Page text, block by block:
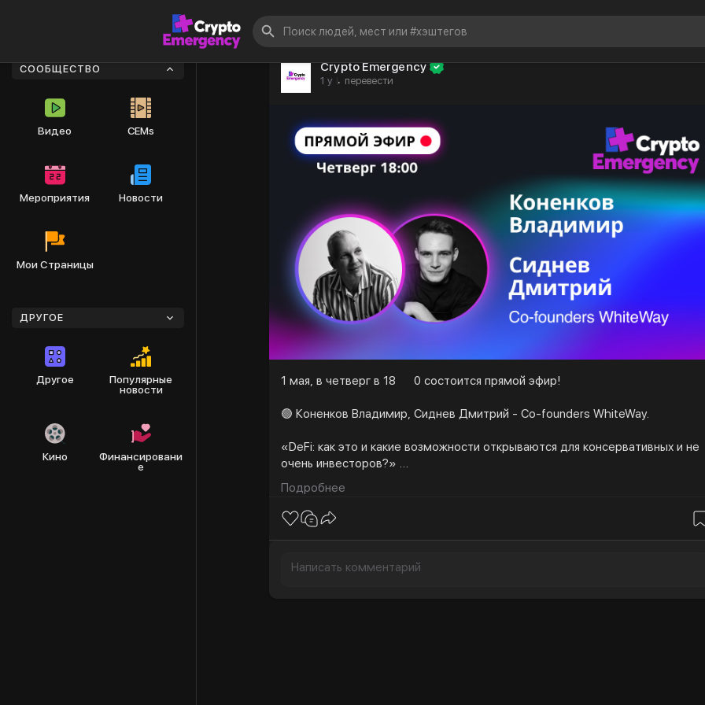
СООБЩЕСТВО
Видео CEMs
Мероприятия Новости
Мои Страницы
ДРУГОЕ
Другое
Популярные
новости
Кино
Финансировани
е
Crypto Emergency
1 y · перевести
1 мая, в четверг в 18 0 состоится прямой эфир!
🟢 Коненков Владимир, Сиднев Дмитрий - Co-founders WhiteWay.
«DeFi: как это и какие возможности открываются для консервативных и не
очень инвесторов?»
На эфире обсудим:
➡️ Что такое DeFi, как это работает и какие риски здесь есть для
➡️ Как получать до 20% годовых в долларе консервативным инвесторам
Подробнее